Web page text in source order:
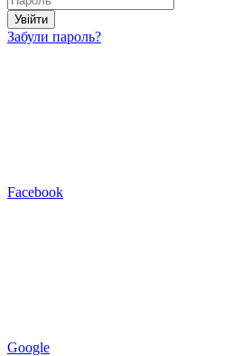
Увійти
Забули пароль?
Facebook
Google